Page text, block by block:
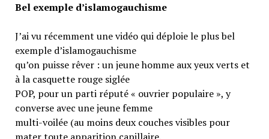
Bel exemple d’islamogauchisme
J’ai vu récemment une vidéo qui déploie le plus bel
exemple d’islamogauchisme
qu’on puisse rêver : un jeune homme aux yeux verts et
à la casquette rouge siglée
POP, pour un parti réputé « ouvrier populaire », y
converse avec une jeune femme
multi-voilée (au moins deux couches visibles pour